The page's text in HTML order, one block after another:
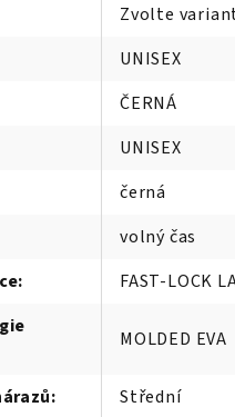
Zvolte
UNISEX
ČERNÁ
UNISEX
černá
volný čas
:
FAST-LOCK
MOLDED EVA
:
Střední